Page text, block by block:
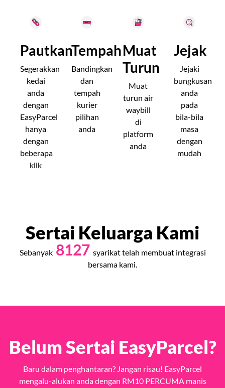
Pautkan
Segerakkan
kedai
anda
dengan
EasyParcel
hanya
dengan
beberapa
klik
Tempah
Bandingkan
dan
tempah
kurier
pilihan
anda
Muat
Turun
Muat
turun air
waybill
di
platform
anda
Jejak
Jejaki
bungkusan
anda
pada
bila-bila
masa
dengan
mudah
Sertai Keluarga Kami
Sebanyak 8127 syarikat telah membuat integrasi
bersama kami.
Belum Sertai EasyParcel?
Baru dalam penghantaran? Jangan risau! EasyParcel
mengalu-alukan anda dengan RM10 PERCUMA manis